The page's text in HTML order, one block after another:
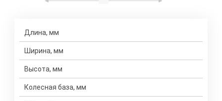
Длина, мм
Ширина, мм
Высота, мм
Колесная база, мм